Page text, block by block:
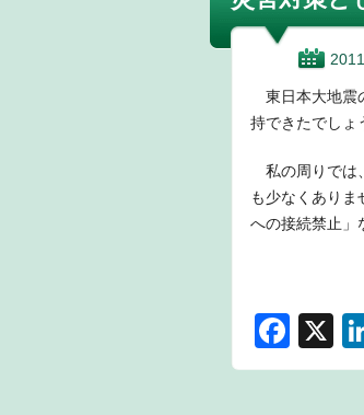
b
o
o
k
東日本大地震
持できたでしょ
私の周りでは
も少なくあり
への接続禁止」
F
a
X